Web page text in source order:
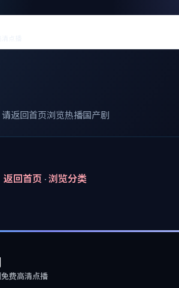
返回首页浏览热播国产剧
返回首页 ·浏览分类
费高清点播